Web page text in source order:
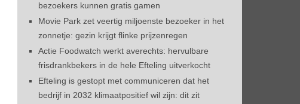
bezoekers kunnen gratis gamen
Movie Park zet veertig miljoenste bezoeker in het
zonnetje: gezin krijgt flinke prijzenregen
Actie Foodwatch werkt averechts: hervulbare
frisdrankbekers in de hele Efteling uitverkocht
Efteling is gestopt met communiceren dat het
bedrijf in 2032 klimaatpositief wil zijn: dit zit